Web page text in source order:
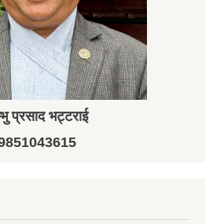
प्रसाद भट्टराई